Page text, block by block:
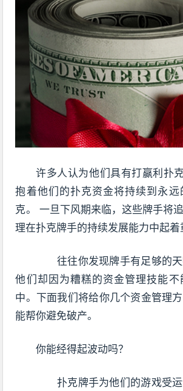
许多人认为他们具有打赢利扑克
抱着他们的扑克资金将持续到永
克。 一旦下风期来临，这些牌手将
理在扑克牌手的持续发展能力中起着
往往你发现牌手有足够的天
他们却因为糟糕的资金管理技能
中。下面我们将给你几个资金管理
能帮你避免破产。
你能经得起波动吗？
扑克牌手为他们的游戏受运